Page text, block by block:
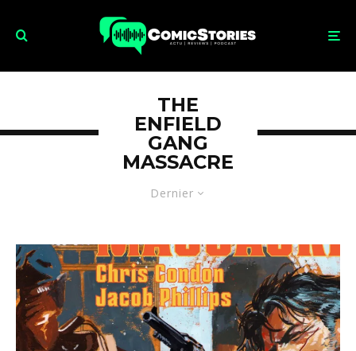
Dernier
THE
ENFIELD
GANG
MASSACRE